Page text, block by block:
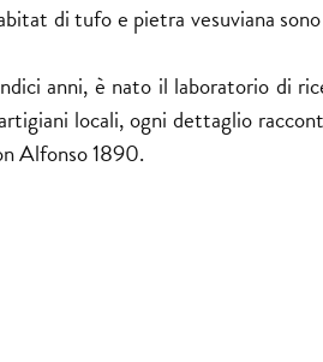
di tufo e pietra vesuviana
anni, è nato il laboratorio di
locali, ogni dettaglio
Alfonso 1890.